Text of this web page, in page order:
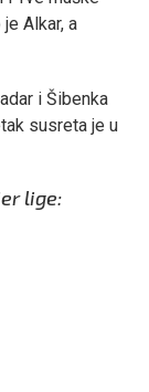
Alkar, a
i Šibenka
susreta je u
lige: